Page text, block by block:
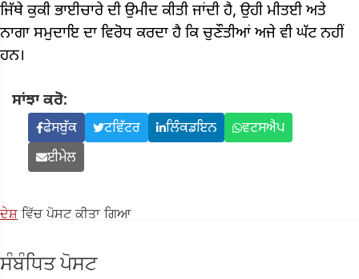
ਜਿੱਥੇ ਕੁਕੀ ਭਾਈਚਾਰੇ ਦੀ ਉਮੀਦ ਕੀਤੀ ਜਾਂਦੀ ਹੈ, ਉਹੀ ਮੀਤਈ ਅਤੇ
ਨਾਗਾ ਸਮੁਦਾਇ ਦਾ ਵਿਰੋਧ ਕਰਦਾ ਹੈ ਕਿ ਚੁਣੌਤੀਆਂ ਅਜੇ ਵੀ ਘੱਟ ਨਹੀਂ
ਹਨ।
ਸਾਂਝਾ ਕਰੋ:
ਫੇਸਬੁੱਕ ਟਵਿੱਟਰ ਲਿੰਕਡਇਨ
ਵਟਸਐਪ
ਈਮੇਲ
ਦੇਸ਼ ਵਿੱਚ ਪੋਸਟ ਕੀਤਾ ਗਿਆ
ਸੰਬੰਧਿਤ ਪੋਸਟ